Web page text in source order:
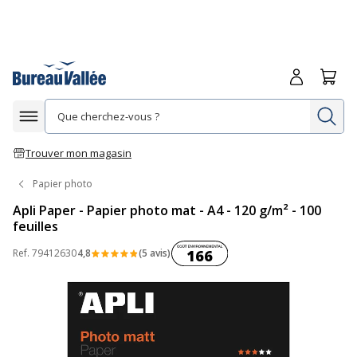
Afficher la navigation
Trouver mon magasin
Me
Papier photo
Apli Paper - Papier photo mat - A4 - 120 g/m² - 100
feuilles
Ref. 794126304,8 (5 avis)Coût environnemental :
166